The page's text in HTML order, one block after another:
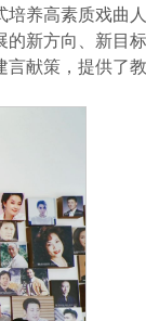
养高素质戏曲
新方向、新目
献策，提供了